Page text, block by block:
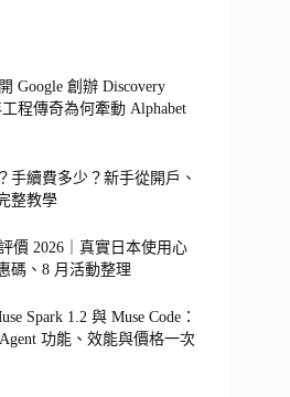
Google 創辦 Discovery
程傳奇為何牽動 Alphabet
手續費多少？新手從開戶、
整教學
價 2026｜真實日本使用心
碼、8 月活動整理
Spark 1.2 與 Muse Code：
功能、效能與價格一次